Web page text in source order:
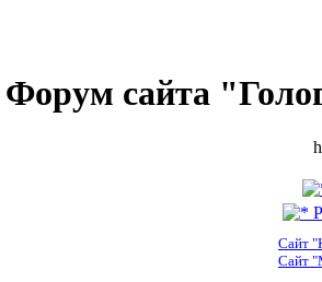
Форум сайта
Сайт
Сайт